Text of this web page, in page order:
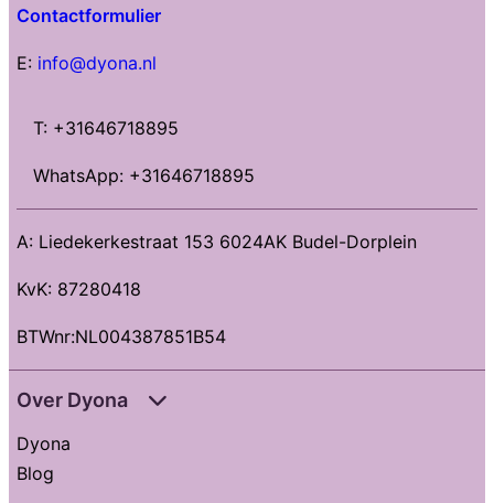
Contactformulier
E: info@dyona.nl
T: +31646718895
WhatsApp: +31646718895
A: Liedekerkestraat 153 6024AK Budel-Dorplein
KvK: 87280418
BTWnr:NL004387851B54
Over Dyona
Dyona
Blog